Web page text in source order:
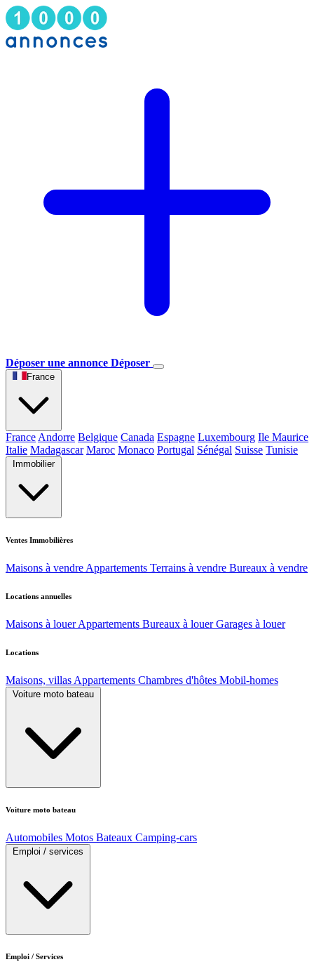
Déposer une annonce Déposer
France
France Andorre Belgique Canada Espagne Luxembourg Ile Maurice
Italie Madagascar Maroc Monaco Portugal Sénégal Suisse Tunisie
Immobilier
Ventes Immobilières
Maisons à vendre Appartements Terrains à vendre Bureaux à vendre
Locations annuelles
Maisons à louer Appartements Bureaux à louer Garages à louer
Locations
Maisons, villas Appartements Chambres d'hôtes Mobil-homes
Voiture moto bateau
Voiture moto bateau
Automobiles Motos Bateaux Camping-cars
Emploi / services
Emploi / Services